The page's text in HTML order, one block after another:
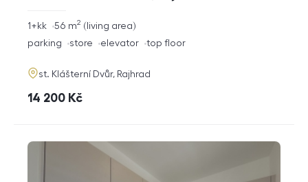
rozměry
disposition
1+kk living area
56 m2
funkce
parking store elevator top floor
adresa
st. Klášterní Dvůr, Rajhrad
cena
14 200 Kč